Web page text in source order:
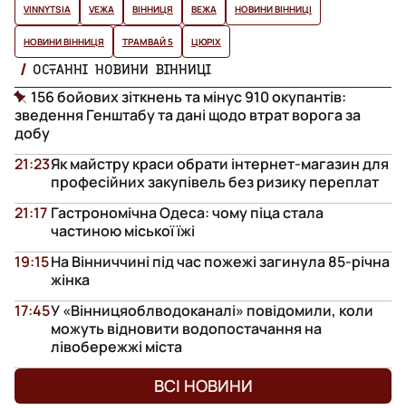
VINNYTSIA VЕЖА ВІННИЦЯ ВЕЖА НОВИНИ ВІННИЦІ
НОВИНИ ВІННИЦЯ ТРАМВАЙ 5 ЦЮРІХ
ОСТАННІ НОВИНИ ВІННИЦІ
156 бойових зіткнень та мінус 910 окупантів:
зведення Генштабу та дані щодо втрат ворога за
добу
Як майстру краси обрати інтернет-магазин для
професійних закупівель без ризику переплат
21:23
Гастрономічна Одеса: чому піца стала
частиною міської їжі
21:17
На Вінниччині під час пожежі загинула 85-річна
жінка
19:15
У «Вінницяоблводоканалі» повідомили, коли
можуть відновити водопостачання на
лівобережжі міста
17:45
ВСІ НОВИНИ